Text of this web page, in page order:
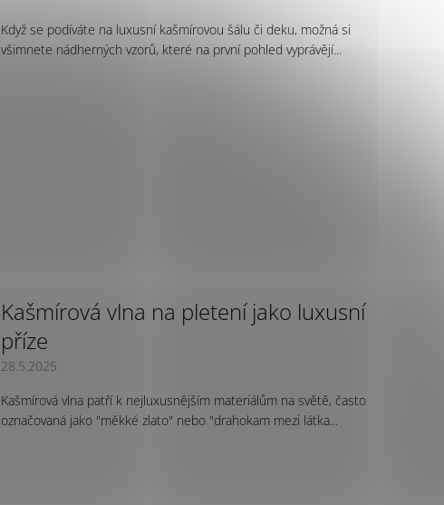
Když se podíváte na luxusní kašmírovou šálu či deku, možná si
všimnete nádherných vzorů, které na první pohled vyprávějí...
Kašmírová vlna na pletení jako luxusní
příze
28.5.2025
Kašmírová vlna patří k nejluxusnějším materiálům na světě, často
označovaná jako "měkké zlato" nebo "drahokam mezi látka...